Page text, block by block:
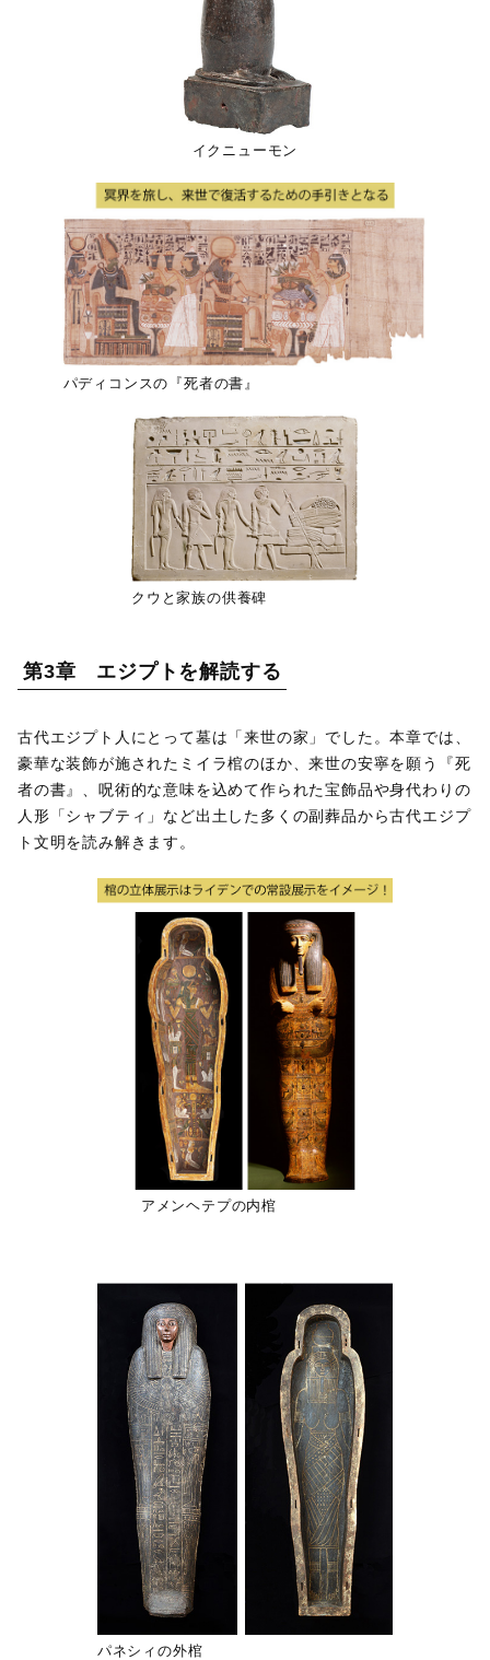
イクニューモン
パディコンスの『死者の書』
クウと家族の供養碑
第3章 エジプトを解読する
古代エジプト人にとって墓は「来世の家」でした。本章では、
豪華な装飾が施されたミイラ棺のほか、来世の安寧を願う『死
者の書』、呪術的な意味を込めて作られた宝飾品や身代わりの
人形「シャブティ」など出土した多くの副葬品から古代エジプ
ト文明を読み解きます。
アメンヘテプの内棺
パネシィの外棺